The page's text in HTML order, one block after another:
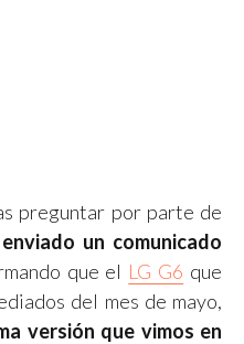
preguntar por parte de
un comunicado
que el LG G6 que
del mes de mayo,
versión que vimos en